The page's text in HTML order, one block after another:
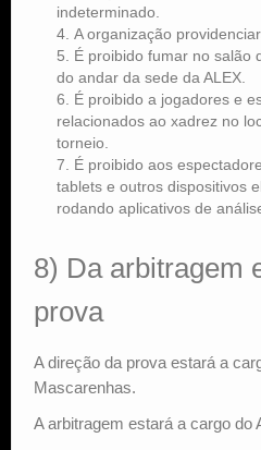
indeterminado.
A organização
É proibido fumar no salão
do andar da sede da ALEX.
É proibido a jogadores e
relacionados ao xadrez no
torneio.
É proibido aos
tablets e outros dispositivos
rodando aplicativos de
8) Da arbitragem
prova
A direção da prova estará a
Mascarenhas.
A arbitragem estará a cargo do